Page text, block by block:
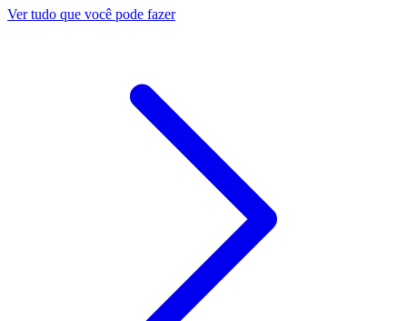
Ver tudo que você pode fazer